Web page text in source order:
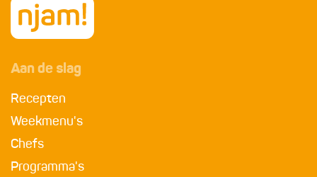
Aan de slag
Recepten
Weekmenu's
Chefs
Programma's